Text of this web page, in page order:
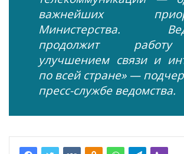
важнейших
Министерства.
продолжит
улучшением связи и
по всей стране» —
пресс-службе ведомства.